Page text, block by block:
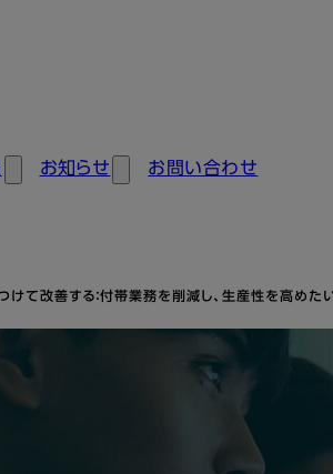
お知らせ お問い合わせ
けて改善する：付帯業務を削減し、生産性を高めた